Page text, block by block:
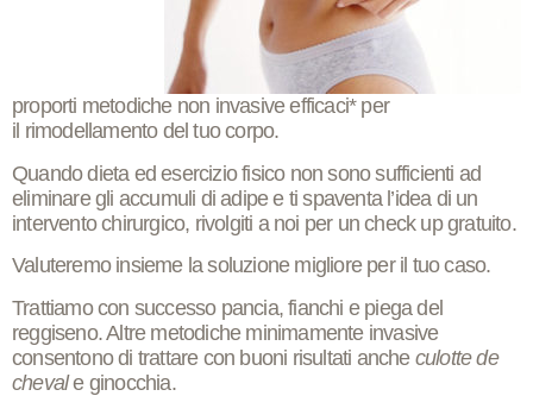
proporti metodiche non invasive efficaci* per
il rimodellamento del tuo corpo.
Quando dieta ed esercizio fisico non sono sufficienti ad
eliminare gli accumuli di adipe e ti spaventa l’idea di un
intervento chirurgico, rivolgiti a noi per uncheck up gratuito.
Valuteremo insieme lasoluzione migliore per il tuo caso.
Trattiamo con successo pancia, fianchi e piega del
reggiseno. Altre metodiche minimamente invasive
consentono di trattare con buoni risultati anche culotte de
chevaleginocchia.